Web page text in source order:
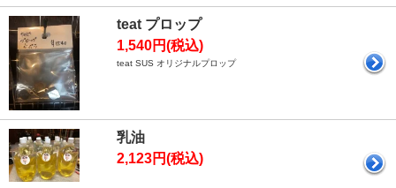
teat プロップ
1,540円(税込)
teat SUS オリジナルプロップ
乳油
2,123円(税込)